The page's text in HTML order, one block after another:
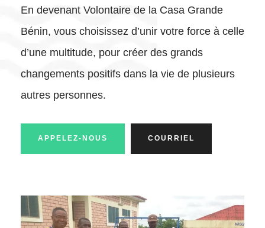
En devenant Volontaire de la Casa Grande
Bénin, vous choisissez d’unir votre force à celle
d’une multitude, pour créer des grands
changements positifs dans la vie de plusieurs
autres personnes.
APPELEZ-NOUS COURRIEL